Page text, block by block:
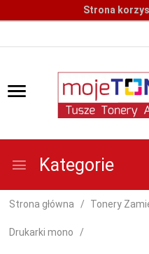
Strona
Kategorie
Strona główna Tonery
Drukarki mono